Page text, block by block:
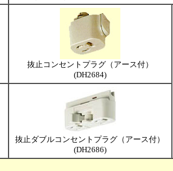
抜止コンセントプラグ（アース付）
(DH2684)
抜止ダブルコンセントプラグ（アース付）
(DH2686)